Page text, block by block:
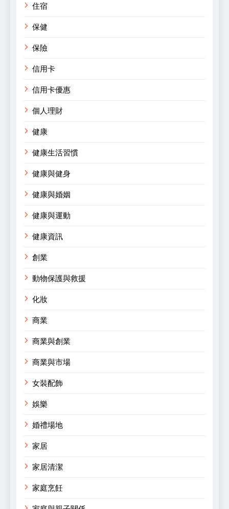
住宿
保健
保險
信用卡
信用卡優惠
個人理財
健康
健康生活習慣
健康與健身
健康與婚姻
健康與運動
健康資訊
創業
動物保護與救援
化妝
商業
商業與創業
商業與市場
女裝配飾
娛樂
婚禮場地
家居
家居清潔
家庭烹飪